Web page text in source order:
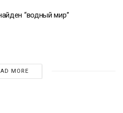
“водный мир”
MORE